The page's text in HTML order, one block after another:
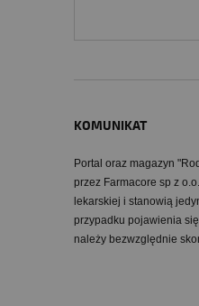
KOMUNIKAT
Portal oraz magazyn
przez Farmacore sp z
lekarskiej i stanowią
przypadku pojawienia
należy bezwzględnie